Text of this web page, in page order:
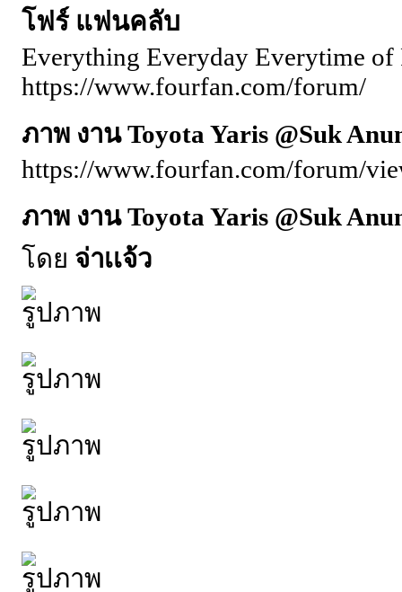
โฟร์ แฟนคลับ
Everything Everyday Everytime of
https://www.fourfan.com/forum/
ภาพ งาน Toyota Yaris @Suk
https://www.fourfan.com/forum/
ภาพ งาน Toyota Yaris @Suk
โดย จ่าเเจ้ว